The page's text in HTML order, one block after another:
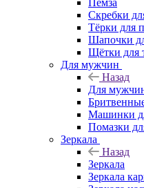
Пемза
Скребки
Тёрки для
Шапочки
Щётки для
Для мужчин
Назад
Для
Машинки
Помазки
Зеркала
Назад
Зеркала
Зеркала